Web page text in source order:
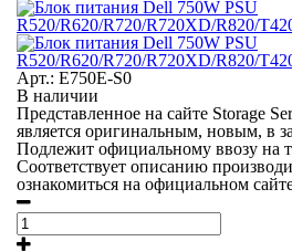
Арт.: E750E-S0
В наличии
Представленное на сайте Storage
является оригинальным, новым, в
Подлежит официальному ввозу на
Соответствует описанию
ознакомиться на официальном